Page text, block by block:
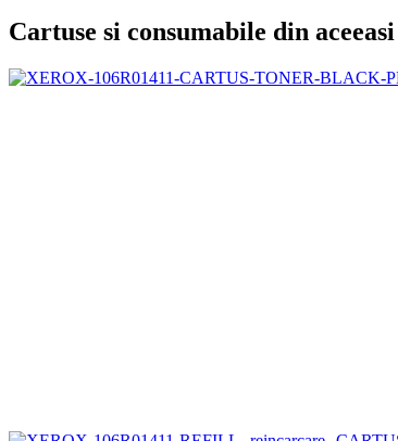
Cartuse si consumabile din